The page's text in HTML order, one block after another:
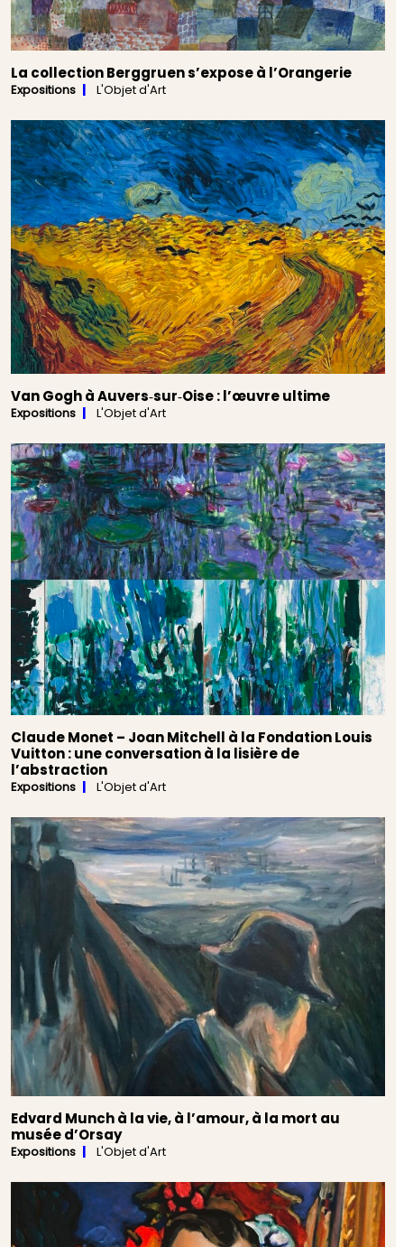
La collection Berggruen s’expose à l’Orangerie
Expositions L'Objet d'Art
Van Gogh à Auvers‑sur‑Oise : l’œuvre ultime
Expositions L'Objet d'Art
Claude Monet – Joan Mitchell à la Fondation Louis
Vuitton : une conversation à la lisière de
l’abstraction
Expositions L'Objet d'Art
Edvard Munch à la vie, à l’amour, à la mort au
musée d’Orsay
Expositions L'Objet d'Art